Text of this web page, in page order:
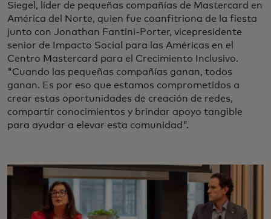
Siegel, líder de pequeñas compañías de Mastercard en
América del Norte, quien fue coanfitriona de la fiesta
junto con Jonathan Fantini-Porter, vicepresidente
senior de Impacto Social para las Américas en el
Centro Mastercard para el Crecimiento Inclusivo.
"Cuando las pequeñas compañías ganan, todos
ganan. Es por eso que estamos comprometidos a
crear estas oportunidades de creación de redes,
compartir conocimientos y brindar apoyo tangible
para ayudar a elevar esta comunidad".